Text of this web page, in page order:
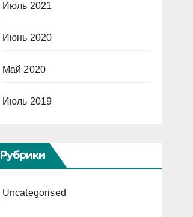
Июль 2021
Июнь 2020
Май 2020
Июль 2019
Рубрики
Uncategorised